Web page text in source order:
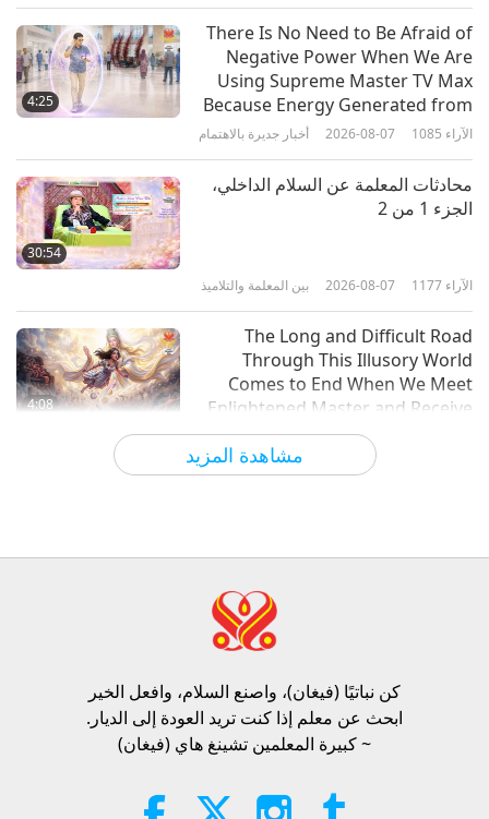
الفرق بين الهيئات التحولية والأجسام
النجمية، الجزء 1 من 10
الطريقة الصحيحة تجلب السعادة
مشاهدة المزيد
4:25
There Is No Need to Be Afraid of
Negative Power When We Are
Using Supreme Master TV Max
Because Energy Generated from
It Is Far More Powerful than Any
أخبار جديرة بالاهتمام 2026-08-07 1085 الآراء
30:54
محادثات المعلمة عن السلام الداخلي،
الجزء 1 من 2
بين المعلمة والتلاميذ 2026-08-07 1177 الآراء
4:08
The Long and Difficult Road
Through This Illusory World
Comes to End When We Meet
Enlightened Master and Receive
أخبار جديرة بالاهتمام 2026-08-06
35:06
أخبار جديرة بالاهتمام
الأخلاق الإسلامية بشأن الماء: مختارات
كلمات من الحكمة 2026-08-06
تامي فراي (نباتية صرف): زرع البذور
كن نباتيًا (فيغان)، واصنع السلام، وافعل الخير​
ابحث عن معلم إذا كنت تريد العودة إلى الديار.
~ كبيرة المعلمين تشينغ هاي (فيغان)